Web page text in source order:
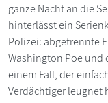
ganze Nacht an die
hinterlässt ein
Polizei: abgetrennte
Washington Poe und
einem Fall, der
Verdächtiger leugnet